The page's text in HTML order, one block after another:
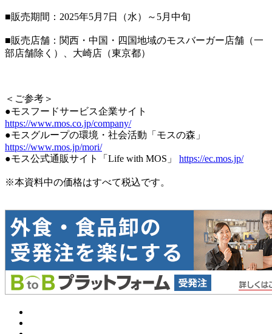
■販売期間：2025年5月7日（水）～5月中旬
■販売店舗：関西・中国・四国地域のモスバーガー店舗（一
部店舗除く）、大崎店（東京都）
＜ご参考＞
●モスフードサービス企業サイト
https://www.mos.co.jp/company/
●モスグループの環境・社会活動「モスの森」
https://www.mos.jp/mori/
●モス公式通販サイト「Life with MOS」 https://ec.mos.jp/
※本資料中の価格はすべて税込です。